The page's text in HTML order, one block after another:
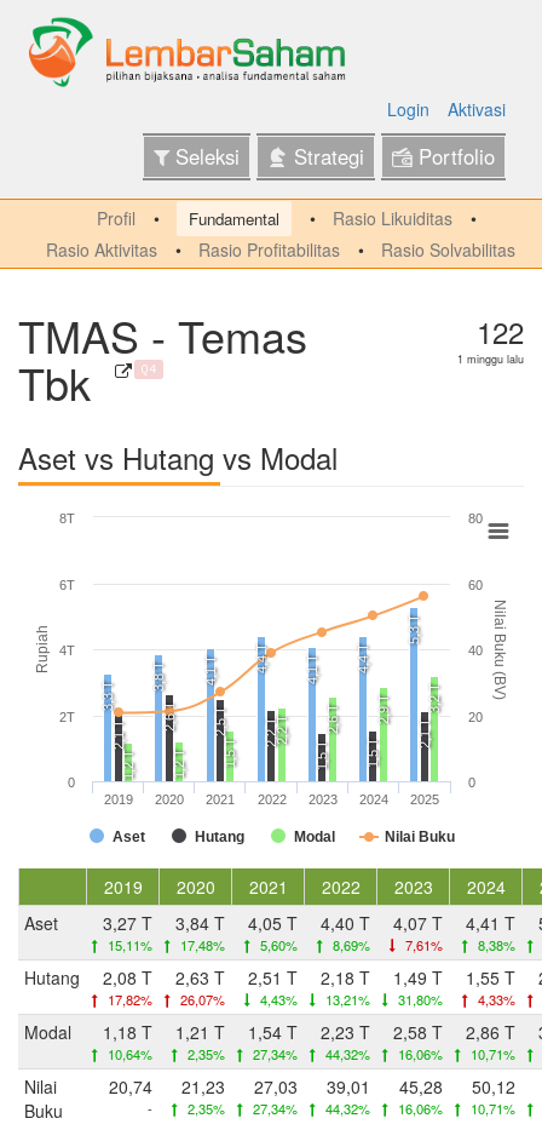
Login Aktivasi
Seleksi Strategi Portfolio
Profil Fundamental
Rasio Likuiditas
Rasio Aktivitas
Rasio Profitabilitas Rasio Solvabilitas
TMAS - Temas
Tbk Q4
122
1 minggu lalu
Aset vs Hutang vs Modal
Rupiah Nilai Buku (BV)
3,3 T
3,8 T 4,1 T 4,4 T 4,1 T 4,4 T
5,3 T
2,1 T
2,6 T 2,5 T 2,2 T
1,5 T 1,5 T
2,1 T
1,2 T
1,2 T 1,5 T
2,2 T 2,6 T 2,9 T 3,2 T
Aset Hutang Modal Nilai Buku
2019 2020 2021 2022 2023 2024 2025
0
2T
4T
6T
8T
0
20
40
60
80
2019 2020 2021 2022 2023 2024
Aset
3,27 T
15,11%
3,84 T
17,48%
4,05 T
5,60%
4,40 T
8,69%
4,07 T
7,61%
4,41 T
8,38%
Hutang 2,08 T
17,82%
2,63 T
26,07%
2,51 T
4,43%
2,18 T
13,21%
1,49 T
31,80%
1,55 T
4,33%
Modal 1,18 T
10,64%
1,21 T
2,35%
1,54 T
27,34%
2,23 T
44,32%
2,58 T
16,06%
2,86 T
10,71%
Nilai
Buku
20,74
-
21,23
2,35%
27,03
27,34%
39,01
44,32%
45,28
16,06%
50,12
10,71%